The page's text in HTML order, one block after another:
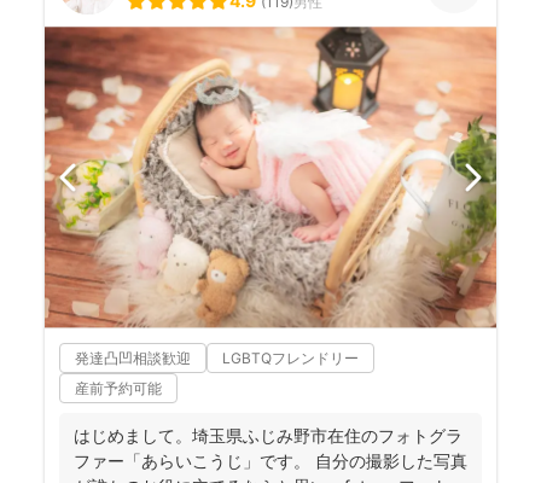
発達凸凹相談歓迎
LGBTQフレンドリー
産前予約可能
はじめまして。埼玉県ふじみ野市在住のフォトグラ
ファー「あらいこうじ」です。 自分の撮影した写真